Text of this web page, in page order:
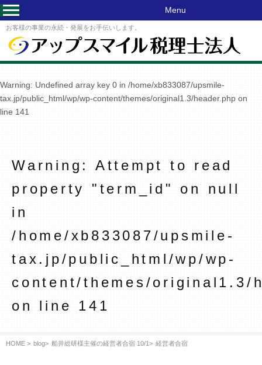
お客様の事業の永続・発展をお手伝いします。
Menu
Warning: Undefined array key 0 in /home/xb833087/upsmile-
tax.jp/public_html/wp/wp-content/themes/original1.3/header.php on
line 141
Warning : Attempt to read
property "term_id" on null
in
/home/xb833087/upsmile-
tax.jp/public_html/wp/wp-
content/themes/original1.3/
on line 141
HOME > blog> 船井総研様主催の経営者合宿 10/1> 経営者合宿